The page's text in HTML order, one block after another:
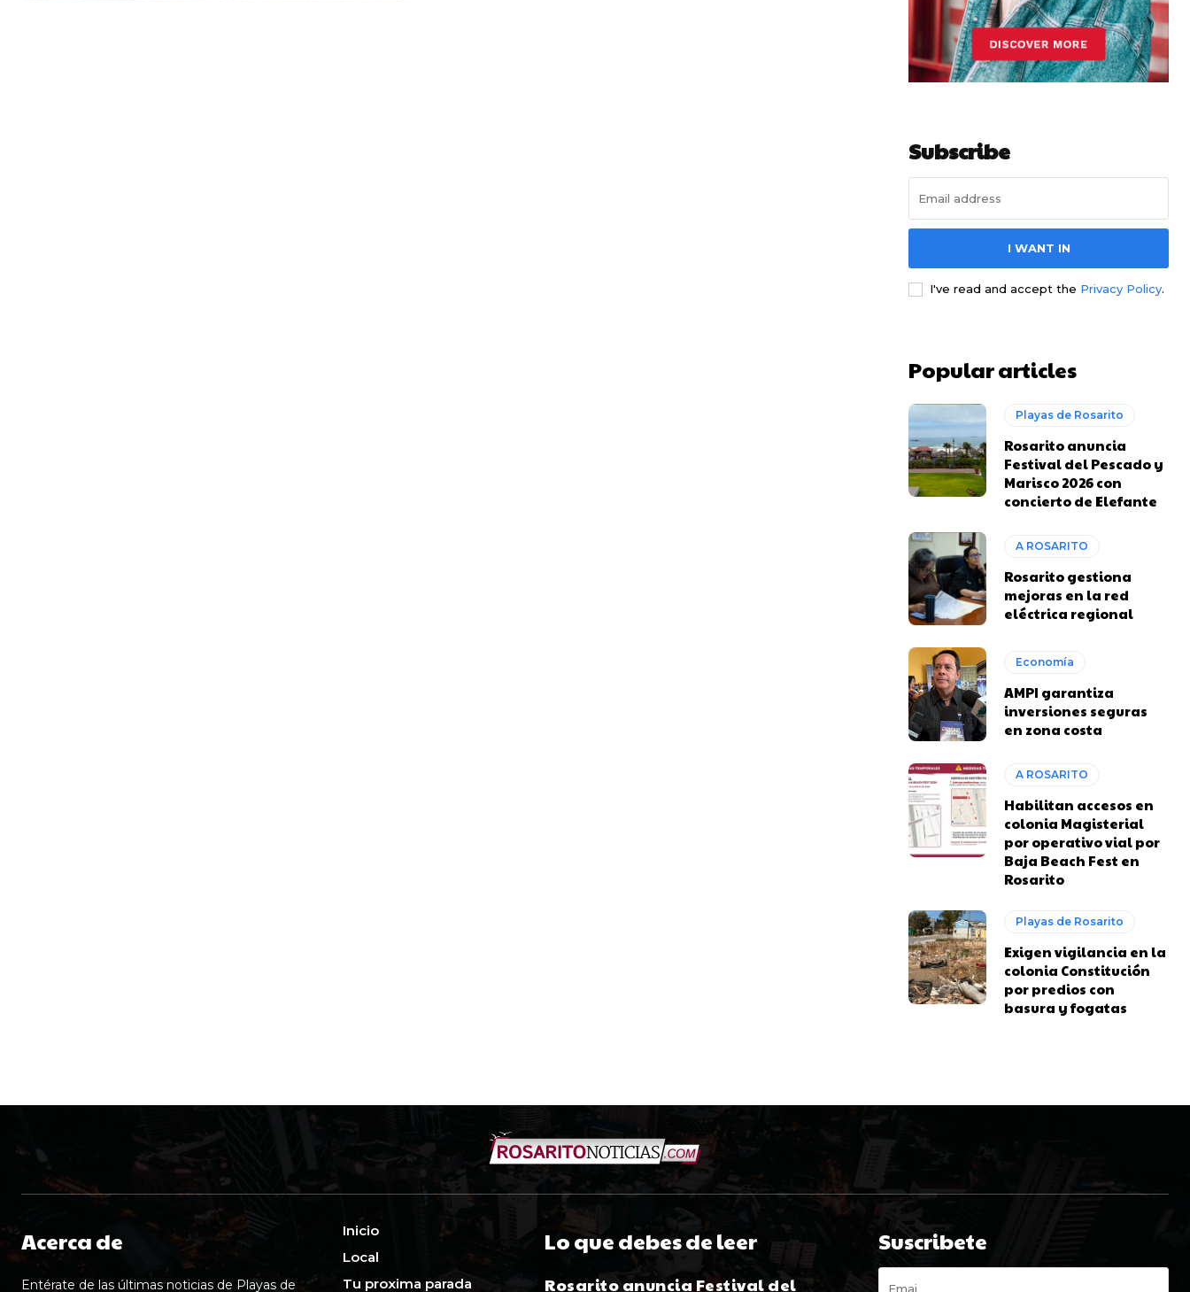
Subscribe
I WANT IN
I've read and accept the Privacy Policy.
Popular articles
Playas de Rosarito
Rosarito anuncia
Festival del Pescado y
Marisco 2026 con
concierto de Elefante
A ROSARITO
Rosarito gestiona
mejoras en la red
eléctrica regional
Economía
AMPI garantiza
inversiones seguras
en zona costa
A ROSARITO
Habilitan accesos en
colonia Magisterial
por operativo vial por
Baja Beach Fest en
Rosarito
Playas de Rosarito
Exigen vigilancia en la
colonia Constitución
por predios con
basura y fogatas
Acerca de
Entérate de las últimas noticias de Playas de
Inicio
Local
Tu proxima parada
Lo que debes de leer
Rosarito anuncia Festival del
Suscribete